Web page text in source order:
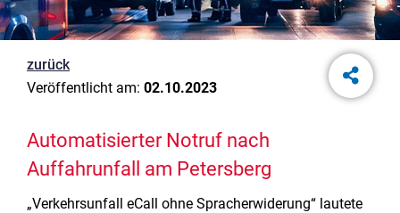
zurück
Veröffentlicht am: 02.10.2023
Automatisierter Notruf nach
Auffahrunfall am Petersberg
„Verkehrsunfall eCall ohne Spracherwiderung“ lautete